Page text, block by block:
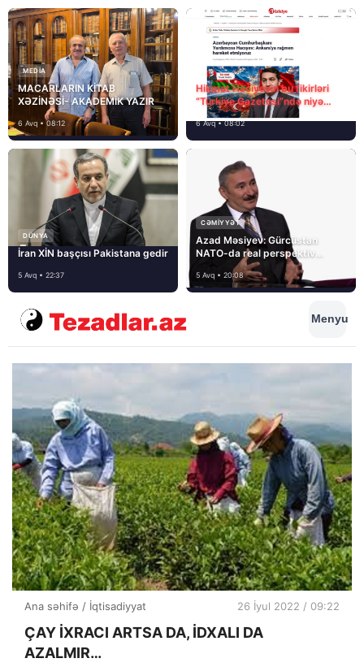
MEDİA
MACARLARIN KİTAB
XƏZİNƏSİ- AKADEMİK YAZIR
6 Avq • 08:12
Hikmət Hacıyevin bu fikirləri
“Türkiye Gazetesi”ndə niyə
təhrif edilib?
6 Avq • 08:02
DÜNYA
İran XİN başçısı Pakistana gedir
5 Avq • 22:37
CƏMIYYƏT
Azad Məsiyev: Gürcüstan
NATO-da real perspektiv
5 Avq • 20:08
Menyu
Ana səhifə / İqtisadiyyat 26 İyul 2022 / 09:22
ÇAY İXRACI ARTSA DA, İDXALI DA
AZALMIR…